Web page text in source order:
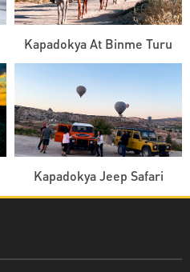
Kapadokya At Binme Turu
Kapadokya Jeep Safari